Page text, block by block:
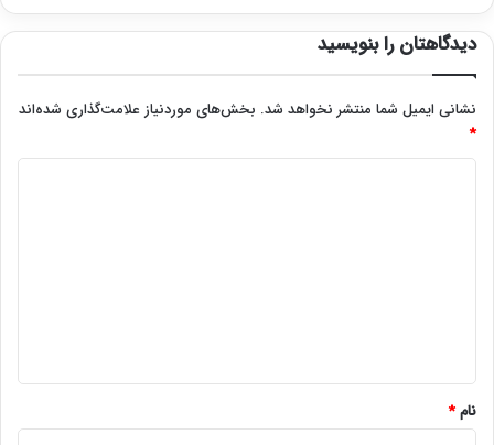
دیدگاهتان را بنویسید
نشانی ایمیل شما منتشر نخواهد شد. بخش‌های موردنیاز علامت‌گذاری شده‌اند
*
نام*